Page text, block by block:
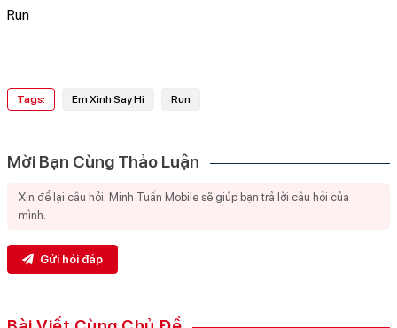
Run
Tags: Em Xinh Say Hi Run
Mời Bạn Cùng Thảo Luận
Gửi hỏi đáp